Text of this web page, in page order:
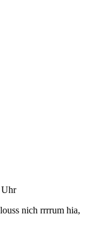
Uhr
nich rrrrum hia,